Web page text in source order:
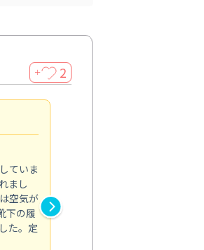
＋ 2
ていま
まし
空気が
下の履
た。定